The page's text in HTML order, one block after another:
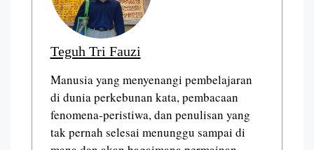
Teguh Tri Fauzi
Manusia yang menyenangi pembelajaran
di dunia perkebunan kata, pembacaan
fenomena-peristiwa, dan penulisan yang
tak pernah selesai menunggu sampai di